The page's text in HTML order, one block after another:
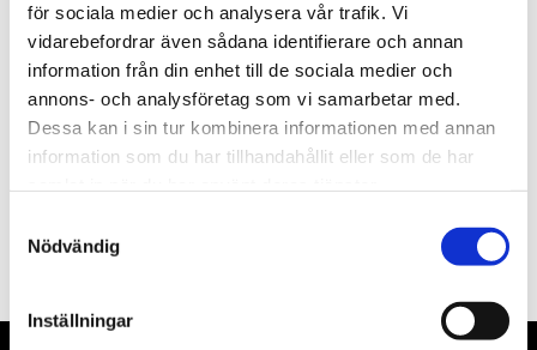
för sociala medier och analysera vår trafik. Vi
vidarebefordrar även sådana identifierare och annan
information från din enhet till de sociala medier och
annons- och analysföretag som vi samarbetar med.
Dessa kan i sin tur kombinera informationen med annan
information som du har tillhandahållit eller som de har
Nödvändig
Inställningar
Nyhetsbrev
Dina personuppgifter behandlas i enlighet med vår integritetspolicy